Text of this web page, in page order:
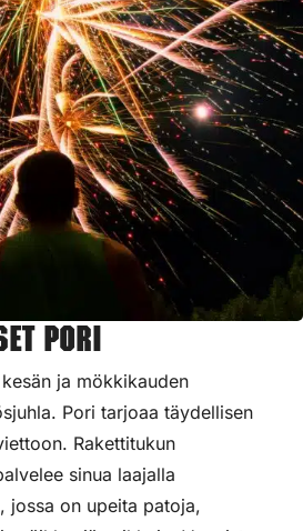
Pori
ja mökkikauden
Pori tarjoaa täydellisen
Rakettitukun
sinua laajalla
jossa on upeita patoja,